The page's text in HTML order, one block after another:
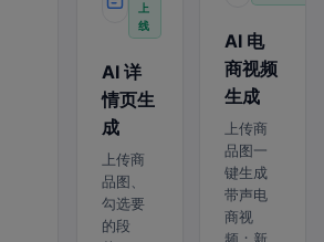
上
线
AI 详
情页生
成
上传商
品图、
勾选要
的段
AI 电
商视频
生成
上传商
品图一
键生成
带声电
商视